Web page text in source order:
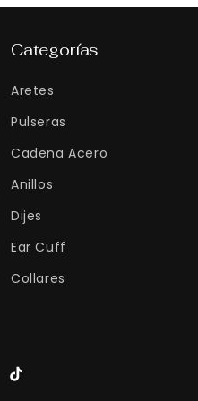
Categorías
Aretes
Pulseras
Cadena Acero
Anillos
Dijes
Ear Cuff
Collares
TikTok